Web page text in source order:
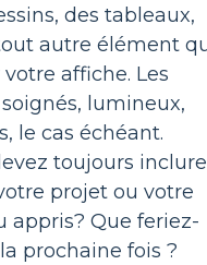
des tableaux,
autre élément
affiche. Les
lumineux,
le cas échéant.
toujours inclure
projet ou votre
appris? Que feriez-
prochaine fois ?